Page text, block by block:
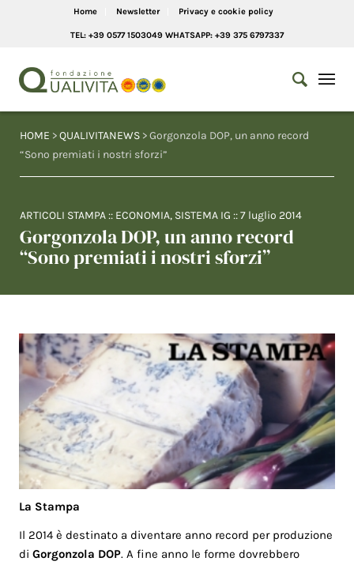
Home Newsletter Privacy e cookie policy
TEL: +39 0577 1503049 WHATSAPP: +39 375 6797337
HOME >QUALIVITANEWS > Gorgonzola DOP, un anno record
“Sono premiati i nostri sforzi”
ARTICOLI STAMPA :: ECONOMIA, SISTEMA IG ::7 luglio 2014
Gorgonzola DOP, un anno record
“Sono premiati i nostri sforzi”
La Stampa
Il 2014 è destinato a diventare anno record per produzione
diGorgonzola DOP. A fine anno le forme dovrebbero